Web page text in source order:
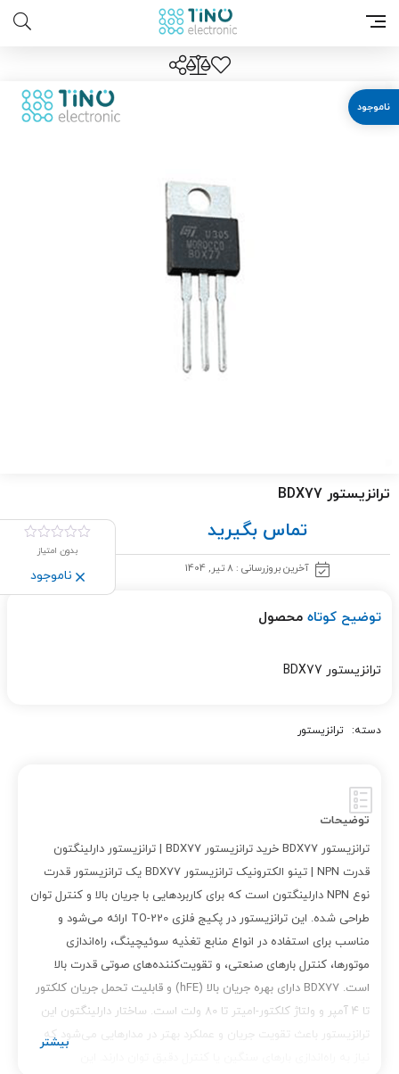
ترانزیستور BDX77
تماس بگیرید
آخرین بروزرسانی : 8 تیر, 1404
بدون امتیاز
ناموجود
توضیح کوتاه محصول
ترانزیستور BDX77
دسته: ترانزیستور
توضیحات
ترانزیستور BDX77 خرید ترانزیستور BDX77 | ترانزیستور دارلینگتون
قدرت NPN | تینو الکترونیک ترانزیستور BDX77 یک ترانزیستور قدرت
نوع NPN دارلینگتون است که برای کاربردهایی با جریان بالا و کنترل توان
طراحی شده. این ترانزیستور در پکیج فلزی TO-220 ارائه می‌شود و
مناسب برای استفاده در انواع منابع تغذیه سوئیچینگ، راه‌اندازی
موتورها، کنترل بارهای صنعتی، و تقویت‌کننده‌های صوتی قدرت بالا
است. BDX77 دارای بهره جریان بالا (hFE) و قابلیت تحمل جریان کلکتور
تا 4 آمپر و ولتاژ کلکتور-امیتر تا 80 ولت است. ساختار دارلینگتون این
ترانزیستور باعث تقویت جریان و عملکرد بهتر در مدارهایی می‌شود که